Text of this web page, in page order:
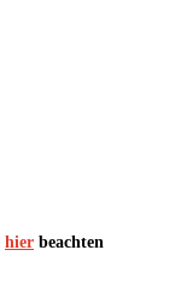
hier beachten